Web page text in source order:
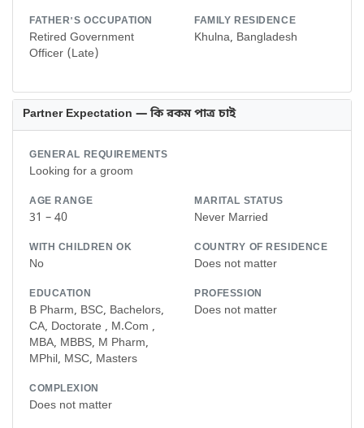
FATHER'S OCCUPATION
Retired Government
Officer (Late)
FAMILY RESIDENCE
Khulna, Bangladesh
Partner Expectation — কি রকম পাত্র চাই
GENERAL REQUIREMENTS
Looking for a groom
AGE RANGE
31 – 40
MARITAL STATUS
Never Married
WITH CHILDREN OK
No
COUNTRY OF RESIDENCE
Does not matter
EDUCATION
B Pharm, BSC, Bachelors,
CA, Doctorate , M.Com ,
MBA, MBBS, M Pharm,
MPhil, MSC, Masters
PROFESSION
Does not matter
COMPLEXION
Does not matter